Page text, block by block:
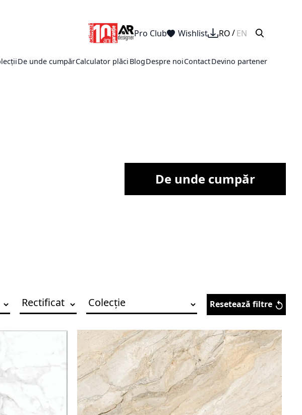
Pro Club Wishlist RO EN
De unde cumpărCalculator plăci BlogDespre noiContactDevino partener
De unde cumpăr
Resetează filtre